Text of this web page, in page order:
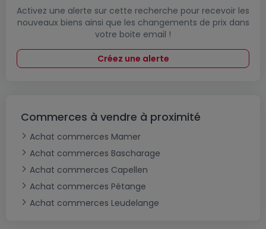
Activez une alerte sur cette recherche pour recevoir les
nouveaux biens ainsi que les changements de prix dans
votre boite email !
Créez une alerte
Commerces à vendre à proximité
Achat commerces Mamer
Achat commerces Bascharage
Achat commerces Capellen
Achat commerces Pétange
Achat commerces Leudelange